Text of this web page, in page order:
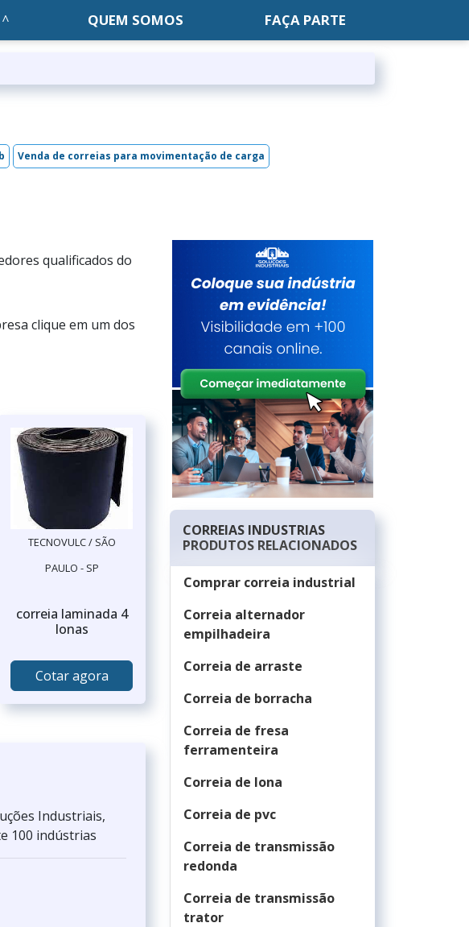
QUEM SOMOS FAÇA PARTE
Venda de correias para movimentação de carga
qualificados do
clique em um dos
TECNOVULC / SÃO
PAULO - SP
correia laminada 4
lonas
Cotar agora
Industriais,
100 indústrias
CORREIAS INDUSTRIAS
PRODUTOS RELACIONADOS
Comprar correia industrial
Correia alternador
empilhadeira
Correia de arraste
Correia de borracha
Correia de fresa
ferramenteira
Correia de lona
Correia de pvc
Correia de transmissão
redonda
Correia de transmissão
trator